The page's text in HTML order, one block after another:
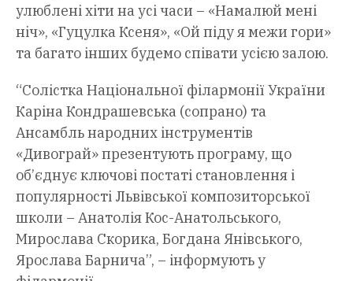
улюблені хіти на усі часи – «Намалюй мені
ніч», «Гуцулка Ксеня», «Ой піду я межи гори»
та багато інших будемо співати усією залою.
“Солістка Національної філармонії України
Каріна Кондрашевська (сопрано) та
Ансамбль народних інструментів
«Дивограй» презентують програму, що
об’єднує ключові постаті становлення і
популярності Львівської композиторської
школи – Анатолія Кос-Анатольського,
Мирослава Скорика, Богдана Янівського,
Ярослава Барнича”, – інформують у